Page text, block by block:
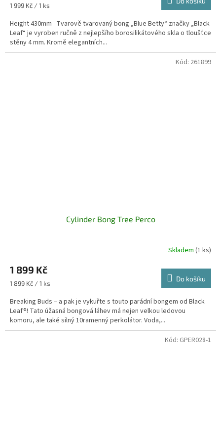
Měrná
1 999 Kč / 1 ks
Height 430mm Tvarově tvarovaný bong „Blue Betty“ značky „Black
Leaf“ je vyroben ručně z nejlepšího borosilikátového skla o tloušťce
stěny 4 mm. Kromě elegantních...
Cylinder Bong Tree Perco
Skladem (1 ks)
1 899 Kč
Měrná
1 899 Kč / 1 ks
Do košíku
Breaking Buds – a pak je vykuřte s touto parádní bongem od Black
Leaf®! Tato úžasná bongová láhev má nejen velkou ledovou
komoru, ale také silný 10ramenný perkolátor. Voda,...
Kód: 261899
Kód: GPER028-1